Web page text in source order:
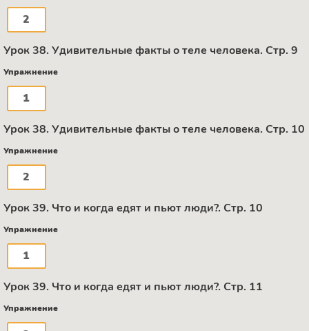
2
Урок 38. Удивительные факты о теле человека. Стр. 9
Упражнение
1
Урок 38. Удивительные факты о теле человека. Стр. 10
Упражнение
2
Урок 39. Что и когда едят и пьют люди?. Стр. 10
Упражнение
1
Урок 39. Что и когда едят и пьют люди?. Стр. 11
Упражнение